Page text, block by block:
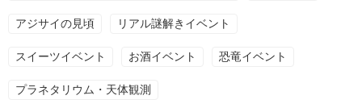
アジサイの見頃 リアル謎解きイベント
スイーツイベント お酒イベント 恐竜イベント
プラネタリウム・天体観測